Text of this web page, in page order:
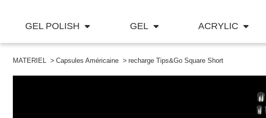
GEL POLISH GEL ACRYLIC
MATERIEL Capsules Américaine recharge Tips&Go Square Short